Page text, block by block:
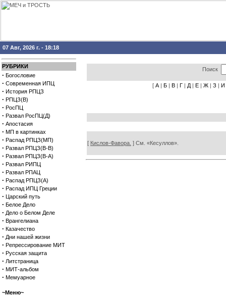
07 Авг, 2026 г. - 18:18
РУБРИКИ
· Богословие
· Современная ИПЦ
· История РПЦЗ
· РПЦЗ(В)
· РосПЦ
· Развал РосПЦ(Д)
· Апостасия
· МП в картинках
· Распад РПЦЗ(МП)
· Развал РПЦЗ(В-В)
· Развал РПЦЗ(В-А)
· Развал РИПЦ
· Развал РПАЦ
· Распад РПЦЗ(А)
· Распад ИПЦ Греции
· Царский путь
· Белое Дело
· Дело о Белом Деле
· Врангелиана
· Казачество
· Дни нашей жизни
· Репрессирование МИТ
· Русская защита
· Литстраница
· МИТ-альбом
· Мемуарное
~Меню~
Поиск
[ А | Б | В | Г | Д | Е | Ж | З | И
[ Кислов-Фавора. ] См. «Кесуллов».